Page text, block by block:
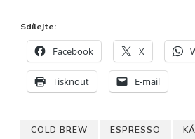
Sdílejte:
Facebook X
Tisknout E-mail
COLD BREW ESPRESSO